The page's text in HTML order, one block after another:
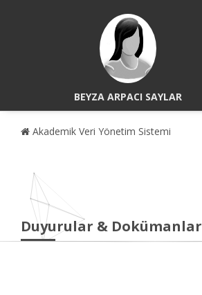
BEYZA ARPACI SAYLAR
Akademik Veri Yönetim Sistemi
Duyurular & Dokümanlar